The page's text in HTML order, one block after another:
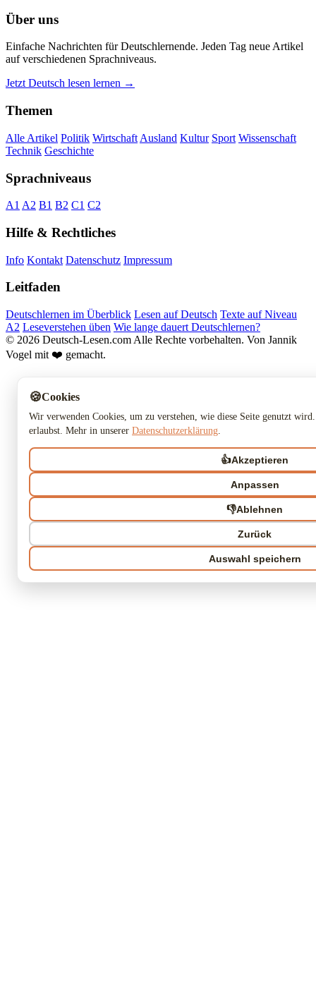
Über uns
Einfache Nachrichten für Deutschlernende. Jeden Tag neue Artikel
auf verschiedenen Sprachniveaus.
Jetzt Deutsch lesen lernen →
Themen
Alle Artikel Politik Wirtschaft Ausland Kultur Sport Wissenschaft
Technik Geschichte
Sprachniveaus
A1 A2 B1 B2 C1 C2
Hilfe & Rechtliches
Info Kontakt Datenschutz Impressum
Leitfaden
Deutschlernen im Überblick Lesen auf Deutsch Texte auf Niveau
A2 Leseverstehen üben Wie lange dauert Deutschlernen?
© 2026 Deutsch-Lesen.com Alle Rechte vorbehalten. Von Jannik
Vogel mit ❤️ gemacht.
🍪Cookies
Wir verwenden Cookies, um zu verstehen, wie diese Seite genutzt
erlaubst. Mehr in unserer Datenschutzerklärung
👍Akzeptieren
Anpassen
👎Ablehnen
Zurück
Auswahl speichern